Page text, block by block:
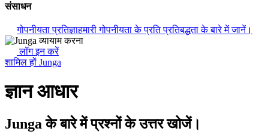
संसाधन
गोपनीयता प्रतिज्ञाहमारी गोपनीयता के प्रति प्रतिबद्धता के बारे में जानें।
लॉग इन करें
शामिल हों Junga
ज्ञान आधार
Junga के बारे में प्रश्नों के उत्तर खोजें।